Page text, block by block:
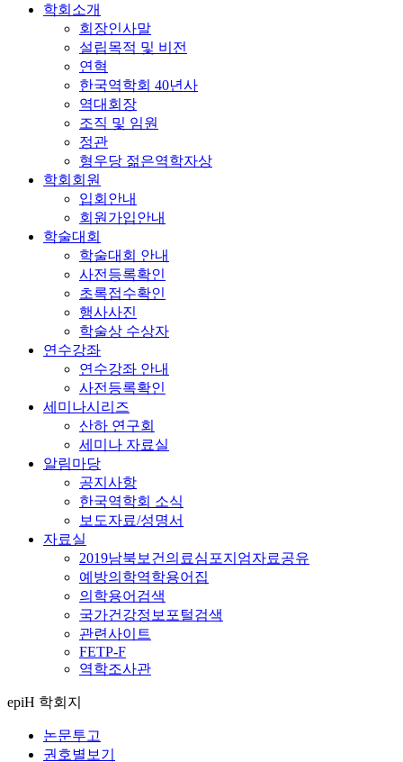
학회소개
회장인사말
설립목적 및 비전
연혁
한국역학회 40년사
역대회장
조직 및 임원
정관
형우당 젊은역학자상
학회회원
입회안내
회원가입안내
학술대회
학술대회 안내
사전등록확인
초록접수확인
행사사진
학술상 수상자
연수강좌
연수강좌 안내
사전등록확인
세미나시리즈
산하 연구회
세미나 자료실
알림마당
공지사항
한국역학회 소식
보도자료/성명서
자료실
2019남북보건의료심포지엄자료공유
예방의학역학용어집
의학용어검색
국가건강정보포털검색
관련사이트
FETP-F
역학조사관
epiH 학회지
논문투고
권호별보기